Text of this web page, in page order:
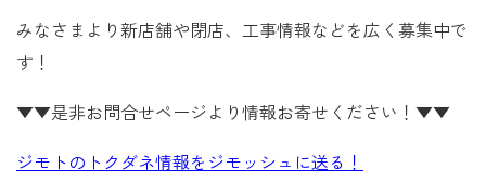
みなさまより新店舗や閉店、工事情報などを広く募集中で
す！
▼▼是非お問合せページより情報お寄せください！▼▼
ジモトのトクダネ情報をジモッシュに送る！